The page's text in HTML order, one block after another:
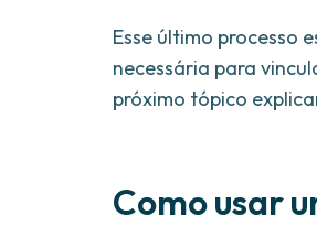
Esse último processo
necessária para
próximo tópico
Como usar